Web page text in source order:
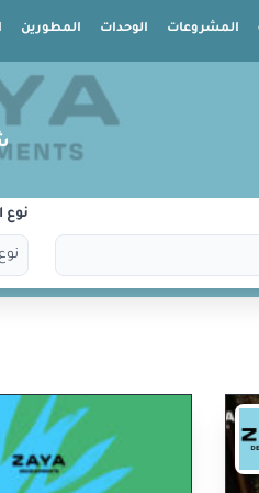
المشروعات الوحدات المطورين
نوع